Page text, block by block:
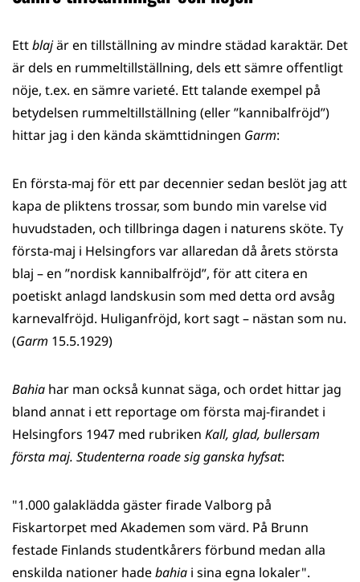
Ettblajär en tillställning av mindre städad karaktär. Det
är dels en rummeltillställning, dels ett sämre offentligt
nöje, t.ex. en sämre varieté. Ett talande exempel på
betydelsen rummeltillställning (eller ”kannibalfröjd”)
hittar jag i den kända skämttidningen Garm:
En första-maj för ett par decennier sedan beslöt jag att
kapa de pliktens trossar, som bundo min varelse vid
huvudstaden, och tillbringa dagen i naturens sköte. Ty
första-maj i Helsingfors var allaredan då årets största
blaj – en ”nordisk kannibalfröjd”, för att citera en
poetiskt anlagd landskusin som med detta ord avsåg
karnevalfröjd. Huliganfröjd, kort sagt – nästan som nu.
(Garm 15.5.1929)
Bahia har man också kunnat säga, och ordet hittar jag
bland annat i ett reportage om första maj-firandet i
Helsingfors 1947 med rubriken Kall, glad, bullersam
första maj. Studenterna roade sig ganska hyfsat:
"1.000 galaklädda gäster firade Valborg på
Fiskartorpet med Akademen som värd. På Brunn
festade Finlands studentkårers förbund medan alla
enskilda nationer hadebahia i sina egna lokaler".